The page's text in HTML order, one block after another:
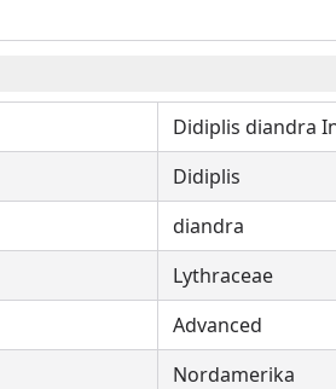
Didiplis diandra
Didiplis
diandra
Lythraceae
Advanced
Nordamerika